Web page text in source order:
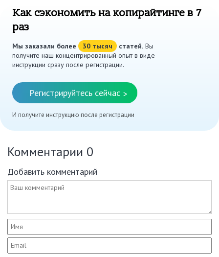
Как сэкономить на копирайтинге в 7
раз
Мы заказали более 30 тысяч статей. Вы
получите наш концентрированный опыт в виде
инструкции сразу после регистрации.
Регистрируйтесь сейчас >
И получите инструкцию после регистрации
Комментарии 0
Добавить комментарий